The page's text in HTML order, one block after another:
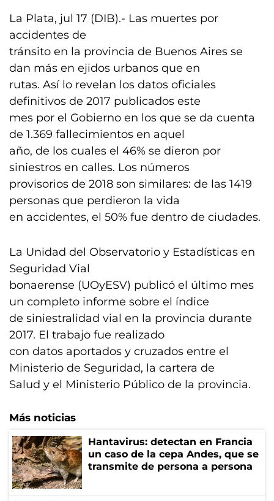
La Plata, jul 17 (DIB).- Las muertes por
accidentes de
tránsito en la provincia de Buenos Aires se
dan más en ejidos urbanos que en
rutas. Así lo revelan los datos oficiales
definitivos de 2017 publicados este
mes por el Gobierno en los que se da cuenta
de 1.369 fallecimientos en aquel
año, de los cuales el 46% se dieron por
siniestros en calles. Los números
provisorios de 2018 son similares: de las 1419
personas que perdieron la vida
en accidentes, el 50% fue dentro de ciudades.
La Unidad del Observatorio y Estadísticas en
Seguridad Vial
bonaerense (UOyESV) publicó el último mes
un completo informe sobre el índice
de siniestralidad vial en la provincia durante
2017. El trabajo fue realizado
con datos aportados y cruzados entre el
Ministerio de Seguridad, la cartera de
Salud y el Ministerio Público de la provincia.
Más noticias
Hantavirus: detectan en Francia
un caso de la cepa Andes, que se
transmite de persona a persona